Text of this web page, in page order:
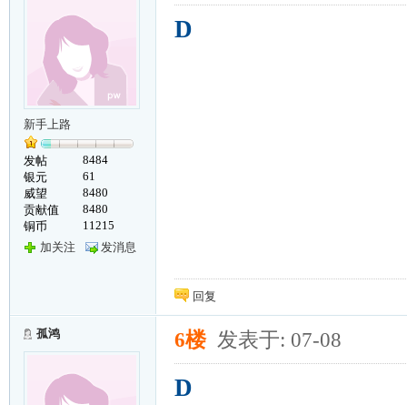
新手上路
发帖
8484
银元
61
威望
8480
贡献值
8480
铜币
11215
加关注
发消息
D
回复
孤鸿 6楼 发表于: 07-08
D